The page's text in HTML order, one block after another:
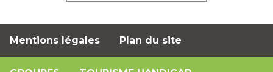
Mentions légales Plan du site